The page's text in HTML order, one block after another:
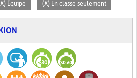
Équipe (X) En classe seulement